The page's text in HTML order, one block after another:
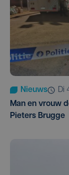
Nieuws
Man en vrouw
Pieters Brugge